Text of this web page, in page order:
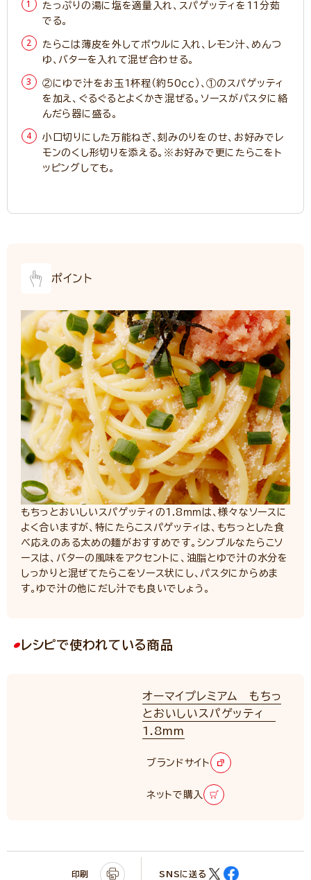
たっぷりの湯に塩を適量入れ、スパゲッティを11分茹
でる。
たらこは薄皮を外してボウルに入れ、レモン汁、めんつ
ゆ、バターを入れて混ぜ合わせる。
②にゆで汁をお玉1杯程（約50ｃｃ）、①のスパゲッティ
を加え、ぐるぐるとよくかき混ぜる。ソースがパスタに絡
んだら器に盛る。
小口切りにした万能ねぎ、刻みのりをのせ、お好みでレ
モンのくし形切りを添える。※お好みで更にたらこをト
ッピングしても。
ポイント
もちっとおいしいスパゲッティの1.8ｍｍは、様々なソースに
よく合いますが、特にたらこスパゲッティは、もちっとした食
べ応えのある太めの麺がおすすめです。シンプルなたらこソ
ースは、バターの風味をアクセントに、油脂とゆで汁の水分を
しっかりと混ぜてたらこをソース状にし、パスタにからめま
す。ゆで汁の他にだし汁でも良いでしょう。
レシピで使われている商品
オーマイプレミアム もちっ
とおいしいスパゲッティ
1.8mm
ブランドサイト
ネットで購入
印刷 SNSに送る